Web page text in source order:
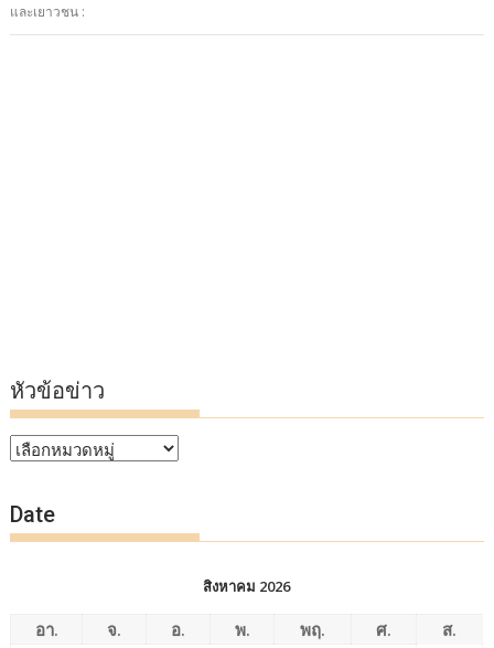
และเยาวชน :
หัวข้อข่าว
หัวข้อ
Date
สิงหาคม 2026
อา. จ. อ. พ. พฤ. ศ.
ส.